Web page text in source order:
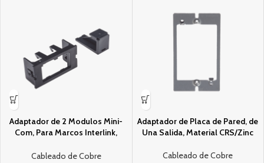
Adaptador de 2 Modulos Mini-
Com, Para Marcos Interlink,
Cableado de Cobre
Adaptador de Placa de Pared, de
Una Salida, Material CRS/Zinc
Cableado de Cobre